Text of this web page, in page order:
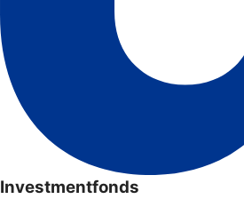
Investmentfonds